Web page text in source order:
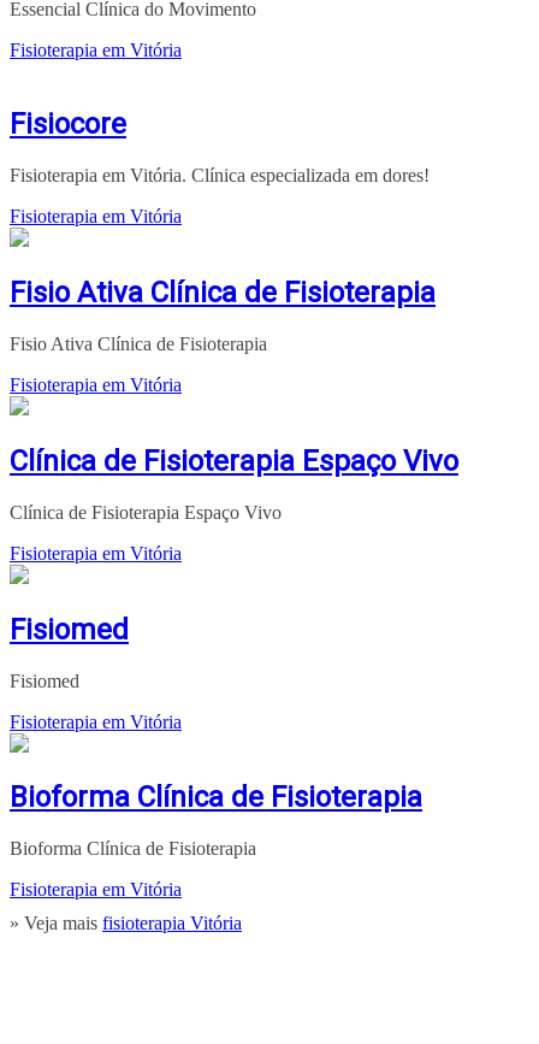
Essencial Clínica do Movimento
Fisioterapia em Vitória
Fisiocore
Fisioterapia em Vitória. Clínica especializada em dores!
Fisioterapia em Vitória
Fisio Ativa Clínica de Fisioterapia
Fisio Ativa Clínica de Fisioterapia
Fisioterapia em Vitória
Clínica de Fisioterapia Espaço Vivo
Clínica de Fisioterapia Espaço Vivo
Fisioterapia em Vitória
Fisiomed
Fisiomed
Fisioterapia em Vitória
Bioforma Clínica de Fisioterapia
Bioforma Clínica de Fisioterapia
Fisioterapia em Vitória
» Veja mais fisioterapia Vitória